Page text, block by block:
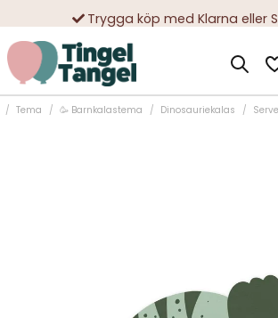
Trygga köp med Klarna eller
10 000-tals nöjda kunder
Tema 🥳 Barnkalastema Dinosauriekalas